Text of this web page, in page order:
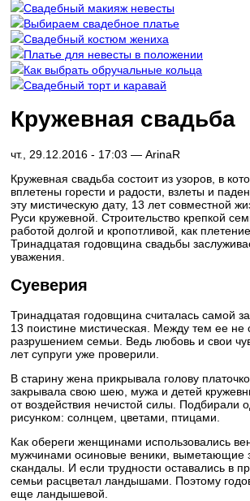
Свадебный макияж невесты
Выбираем свадебное платье
Свадебный костюм жениха
Платье для невесты в положении
Как выбрать обручальные кольца
Свадебный торт и каравай
Кружевная свадьба
чт., 29.12.2016 - 17:03 — ArinaR
Кружевная свадьба состоит из узоров, в
вплетены горести и радости, взлеты и
эту мистическую дату, 13 лет совместной
Руси кружевной. Строительство крепкой
работой долгой и кропотливой, как
Тринадцатая годовщина свадьбы
уважения.
Суеверия
Тринадцатая годовщина считалась самой
13 поистине мистическая. Между тем ее не
разрушением семьи. Ведь любовь и свои
лет супруги уже проверили.
В старину жена прикрывала голову
закрывала свою шею, мужа и детей
от воздействия нечистой силы. Подбирали
рисунком: солнцем, цветами, птицами.
Как обереги женщинами использовались
мужчинами осиновые веники, выметающие
скандалы. И если трудности оставались в
семьи расцветал ландышами. Поэтому
еще ландышевой.